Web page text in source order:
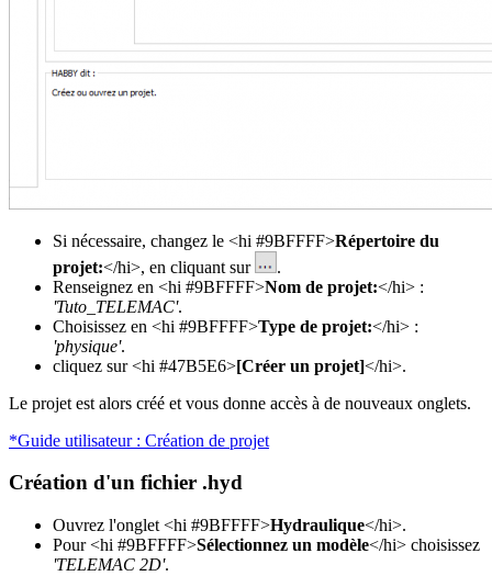
Si nécessaire, changez le <hi #9BFFFF>Répertoire du
projet:</hi>, en cliquant sur
.
Renseignez en <hi #9BFFFF>Nom de projet:</hi> :
'Tuto_TELEMAC'.
Choisissez en <hi #9BFFFF>Type de projet:</hi> :
'physique'.
cliquez sur <hi #47B5E6>[Créer un projet]</hi>.
Le projet est alors créé et vous donne accès à de nouveaux onglets.
*Guide utilisateur : Création de projet
Création d'un fichier .hyd
Ouvrez l'onglet <hi #9BFFFF>Hydraulique</hi>.
Pour <hi #9BFFFF>Sélectionnez un modèle</hi> choisissez
'TELEMAC 2D'.